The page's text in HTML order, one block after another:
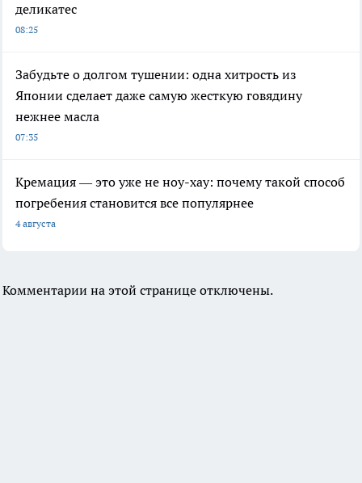
деликатес
08:25
Забудьте о долгом тушении: одна хитрость из
Японии сделает даже самую жесткую говядину
нежнее масла
07:35
Кремация — это уже не ноу-хау: почему такой способ
погребения становится все популярнее
4 августа
Комментарии на этой странице отключены.